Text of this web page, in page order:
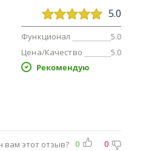
5.0
Функционал 5.0
Цена/Качество 5.0
Рекомендую
вам этот отзыв? 0 0